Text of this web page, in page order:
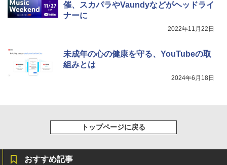
催、スカパラやVaundyなどがヘッドライ
ナーに
2022年11月22日
未成年の心の健康を守る、YouTubeの取
組みとは
2024年6月18日
トップページに戻る
おすすめ記事